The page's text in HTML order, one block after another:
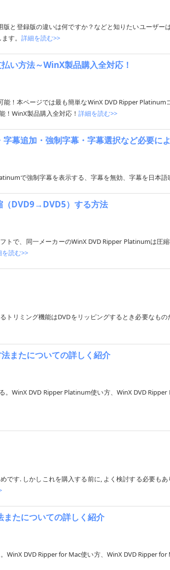
と登録版の違いは何ですか？などと知りたいユーザ
す。 詳細を読む>>
い方法～WinX製品購入全対応！
！本ページでは最も簡単なWinX DVD Ripper
！WinX製品購入全対応！ 詳細を読む>>
幕追加・強制字幕・字幕選択など必要に
で強制字幕を表示する、字幕を無効、字幕を日本
DVD9→DVD5）する方法
トで、同一メーカーのWinX DVD Ripper Platinumは
を読む>>
リミング機能はDVDをリッピングするとき必要なも
またについての詳しく紹介
WinX DVD Ripper Platinum使い方、WinX DVD
です. しかしこれを購入する前に, よく検討する必要も
たについての詳しく紹介
DVD Ripper for Mac使い方、WinX DVD Ripper